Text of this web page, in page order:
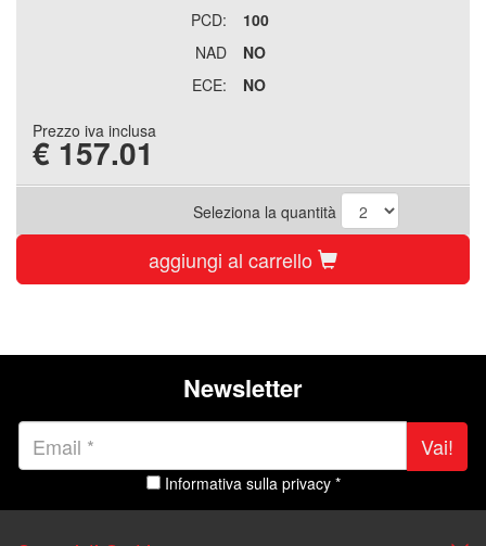
PCD:
100
NAD
NO
ECE:
NO
Prezzo iva inclusa
€ 157.01
Seleziona la quantità
aggiungi al carrello
Newsletter
Vai!
Informativa sulla privacy *